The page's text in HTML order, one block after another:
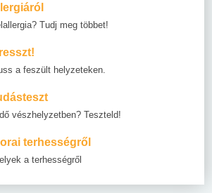
Tudj meg többet!
a feszült helyzeteken.
vészhelyzetben? Teszteld!
terhességről
a terhességről